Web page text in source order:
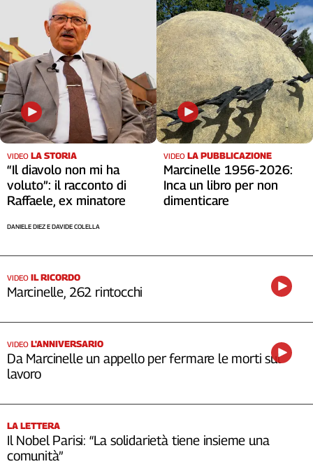
VIDEO LA STORIA
“Il diavolo non mi ha
voluto”: il racconto di
Raffaele, ex minatore
DANIELE DIEZ E DAVIDE COLELLA
VIDEO LA PUBBLICAZIONE
Marcinelle 1956-2026:
Inca un libro per non
dimenticare
VIDEO IL RICORDO
Marcinelle, 262 rintocchi
VIDEO L'ANNIVERSARIO
Da Marcinelle un appello per fermare le morti sul
lavoro
LA LETTERA
Il Nobel Parisi: “La solidarietà tiene insieme una
comunità”